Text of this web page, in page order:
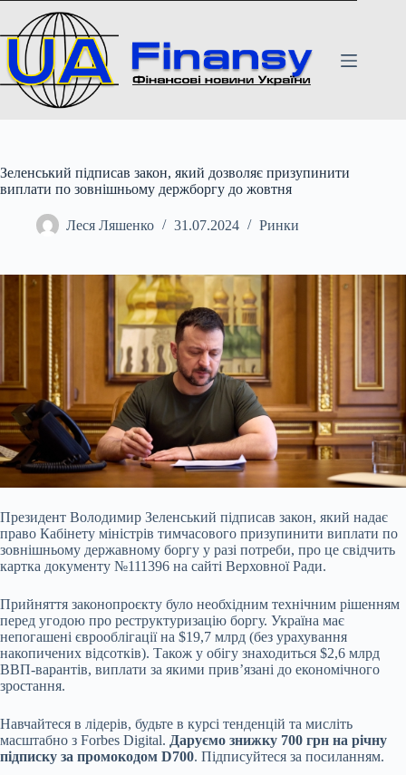
вмісту
Зеленський підписав закон, який дозволяє призупинити
виплати по зовнішньому держборгу до жовтня
Леся Ляшенко 31.07.2024 Ринки
Президент Володимир Зеленський підписав закон, який надає
право Кабінету міністрів тимчасового призупинити виплати по
зовнішньому державному боргу у разі потреби, про це свідчить
картка документу №111396 на сайті Верховної Ради.
Прийняття законопроєкту було необхідним технічним рішенням
перед угодою про реструктуризацію боргу. Україна має
непогашені єврооблігації на $19,7 млрд (без урахування
накопичених відсотків). Також у обігу знаходиться $2,6 млрд
ВВП-варантів, виплати за якими привʼязані до економічного
зростання.
Навчайтеся в лідерів, будьте в курсі тенденцій та мисліть
масштабно з Forbes Digital. Даруємо знижку 700 грн на річну
підписку за промокодом D700. Підписуйтеся за посиланням.